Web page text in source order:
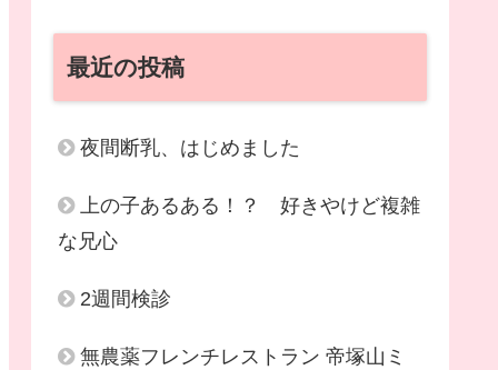
最近の投稿
夜間断乳、はじめました
上の子あるある！？ 好きやけど複雑
な兄心
2週間検診
無農薬フレンチレストラン 帝塚山ミ